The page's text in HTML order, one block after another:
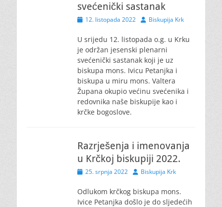
svećenički sastanak
Posted12. listopada 2022 AuthorBiskupija Krk
U srijedu 12. listopada o.g. u Krku
je održan jesenski plenarni
svećenički sastanak koji je uz
biskupa mons. Ivicu Petanjka i
biskupa u miru mons. Valtera
Župana okupio većinu svećenika i
redovnika naše biskupije kao i
krčke bogoslove.
Razrješenja i imenovanja
u Krčkoj biskupiji 2022.
Posted
25. srpnja 2022 AuthorBiskupija Krk
Odlukom krčkog biskupa mons.
Ivice Petanjka došlo je do sljedećih